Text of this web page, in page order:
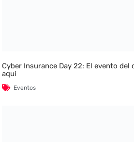
Cyber Insurance Day 22: El evento del
aquí
Eventos